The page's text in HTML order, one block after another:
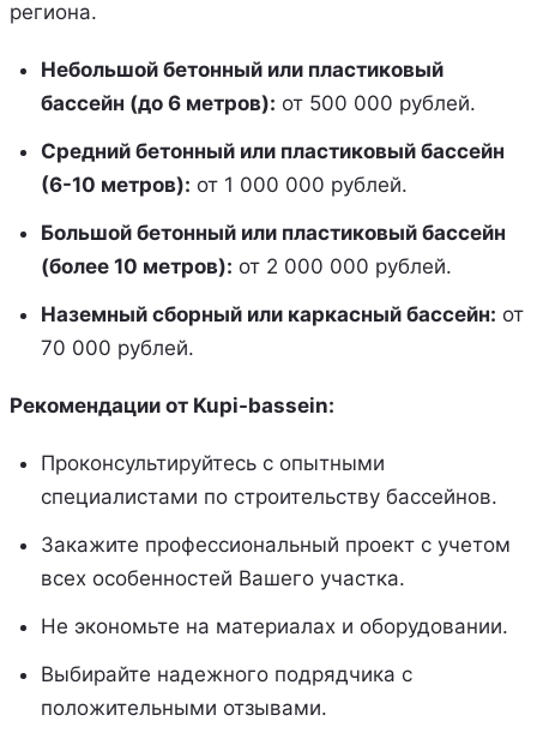
региона.
Небольшой бетонный или пластиковый
бассейн (до 6 метров): от 500 000 рублей.
Средний бетонный или пластиковый бассейн
(6-10 метров): от 1 000 000 рублей.
Большой бетонный или пластиковый бассейн
(более 10 метров): от 2 000 000 рублей.
Наземный сборный или каркасный бассейн: от
70 000 рублей.
Рекомендации от Kupi-bassein:
Проконсультируйтесь с опытными
специалистами по строительству бассейнов.
Закажите профессиональный проект с учетом
всех особенностей Вашего участка.
Не экономьте на материалах и оборудовании.
Выбирайте надежного подрядчика с
положительными отзывами.